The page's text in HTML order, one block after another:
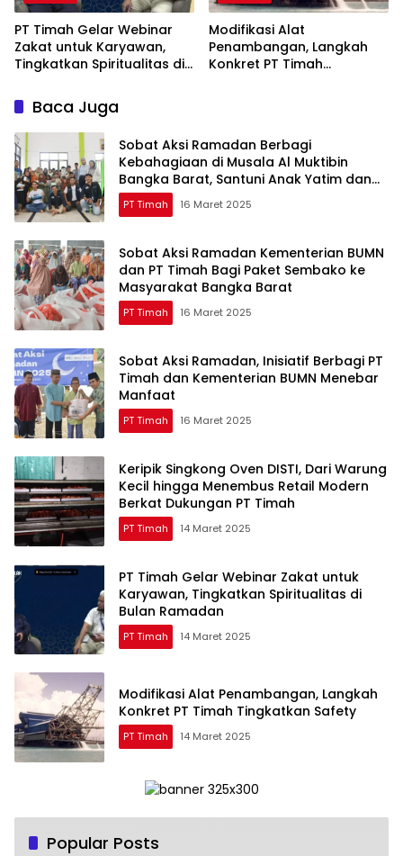
PT Timah Gelar Webinar
Zakat untuk Karyawan,
Tingkatkan Spiritualitas di
Modifikasi Alat
Penambangan, Langkah
Konkret PT Timah
Baca Juga
Sobat Aksi Ramadan Berbagi
Kebahagiaan di Musala Al Muktibin
Bangka Barat, Santuni Anak Yatim dan
Piatu
PT Timah 16 Maret 2025
Sobat Aksi Ramadan Kementerian BUMN
dan PT Timah Bagi Paket Sembako ke
Masyarakat Bangka Barat
PT Timah 16 Maret 2025
Sobat Aksi Ramadan, Inisiatif Berbagi PT
Timah dan Kementerian BUMN Menebar
Manfaat
PT Timah 16 Maret 2025
Keripik Singkong Oven DISTI, Dari Warung
Kecil hingga Menembus Retail Modern
Berkat Dukungan PT Timah
PT Timah 14 Maret 2025
PT Timah Gelar Webinar Zakat untuk
Karyawan, Tingkatkan Spiritualitas di
Bulan Ramadan
PT Timah 14 Maret 2025
Modifikasi Alat Penambangan, Langkah
Konkret PT Timah Tingkatkan Safety
PT Timah 14 Maret 2025
Popular Posts